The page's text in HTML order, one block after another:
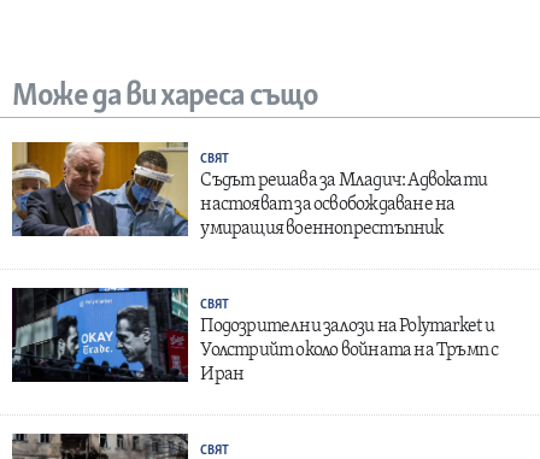
Може да ви хареса също
СВЯТ
Съдът решава за Младич: Адвокати
настояват за освобождаване на
умиращия военнопрестъпник
СВЯТ
Подозрителни залози на Polymarket и
Уолстрийт около войната на Тръмп с
Иран
СВЯТ